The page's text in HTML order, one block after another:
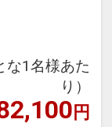
さい。
います。
な1名様あた
り）
円